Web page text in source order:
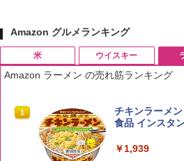
Amazon グルメランキング
米
1 by Amazon 国
ウイスキー
1
ブラックニッ
ー4000ml ブラ
お得 4リットル
Amazon ラーメン の売れ筋ランキング
1
チキンラーメ
食品 インスタ
￥1,939